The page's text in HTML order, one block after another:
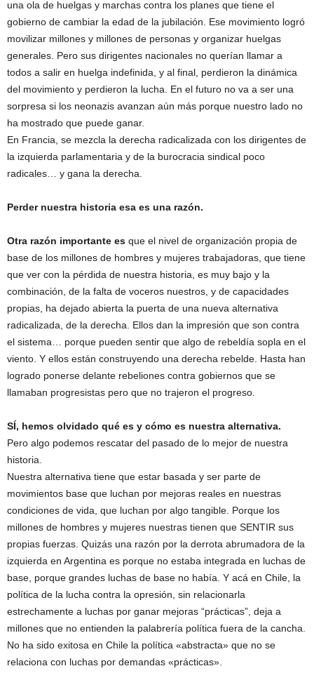
una ola de huelgas y marchas contra los planes que tiene el
gobierno de cambiar la edad de la jubilación. Ese movimiento logró
movilizar millones y millones de personas y organizar huelgas
generales. Pero sus dirigentes nacionales no querían llamar a
todos a salir en huelga indefinida, y al final, perdieron la dinámica
del movimiento y perdieron la lucha. En el futuro no va a ser una
sorpresa si los neonazis avanzan aún más porque nuestro lado no
ha mostrado que puede ganar.
En Francia, se mezcla la derecha radicalizada con los dirigentes de
la izquierda parlamentaria y de la burocracia sindical poco
radicales… y gana la derecha.
Perder nuestra historia esa es una razón.
Otra razón importante es que el nivel de organización propia de
base de los millones de hombres y mujeres trabajadoras, que tiene
que ver con la pérdida de nuestra historia, es muy bajo y la
combinación, de la falta de voceros nuestros, y de capacidades
propias, ha dejado abierta la puerta de una nueva alternativa
radicalizada, de la derecha. Ellos dan la impresión que son contra
el sistema… porque pueden sentir que algo de rebeldía sopla en el
viento. Y ellos están construyendo una derecha rebelde. Hasta han
logrado ponerse delante rebeliones contra gobiernos que se
llamaban progresistas pero que no trajeron el progreso.
SÍ, hemos olvidado qué es y cómo es nuestra alternativa.
Pero algo podemos rescatar del pasado de lo mejor de nuestra
historia.
Nuestra alternativa tiene que estar basada y ser parte de
movimientos base que luchan por mejoras reales en nuestras
condiciones de vida, que luchan por algo tangible. Porque los
millones de hombres y mujeres nuestras tienen que SENTIR sus
propias fuerzas. Quizás una razón por la derrota abrumadora de la
izquierda en Argentina es porque no estaba integrada en luchas de
base, porque grandes luchas de base no había. Y acá en Chile, la
política de la lucha contra la opresión, sin relacionarla
estrechamente a luchas por ganar mejoras “prácticas”, deja a
millones que no entienden la palabrería política fuera de la cancha.
No ha sido exitosa en Chile la política «abstracta» que no se
relaciona con luchas por demandas «prácticas».